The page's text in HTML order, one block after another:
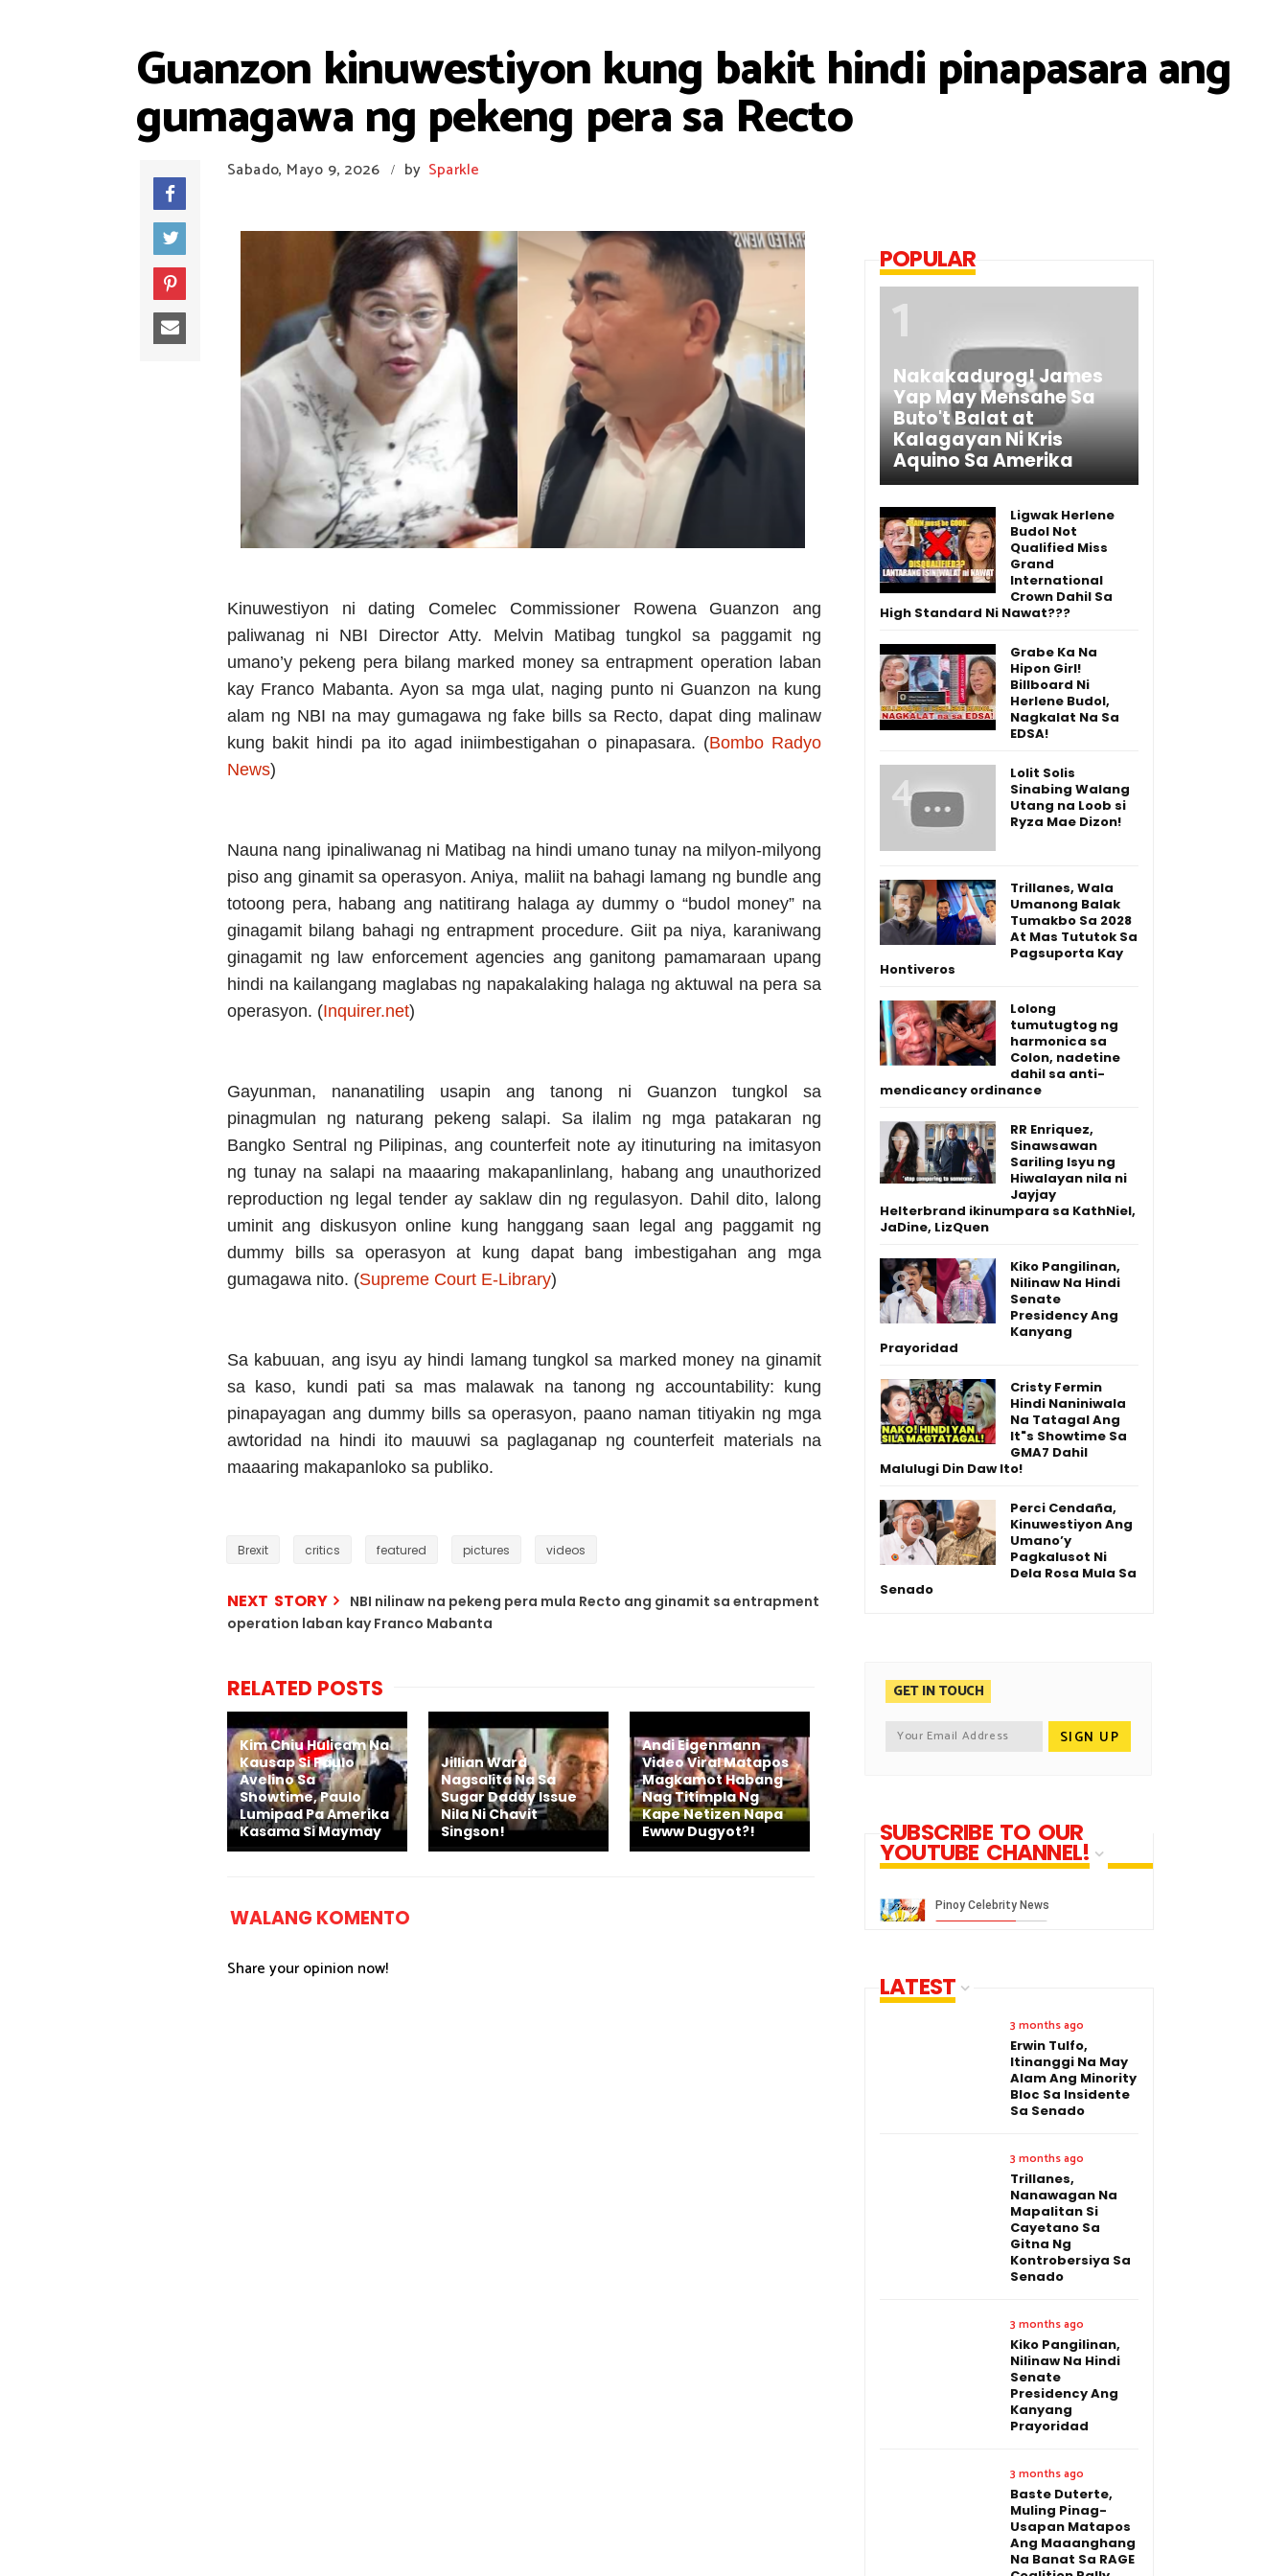
Guanzon kinuwestiyon kung bakit hindi pinapasara ang
gumagawa ng pekeng pera sa Recto
Sabado, Mayo 9, 2026 / by Sparkle
Kinuwestiyon ni dating Comelec Commissioner Rowena Guanzon ang
paliwanag ni NBI Director Atty. Melvin Matibag tungkol sa paggamit ng
umano’y pekeng pera bilang marked money sa entrapment operation laban
kay Franco Mabanta. Ayon sa mga ulat, naging punto ni Guanzon na kung
alam ng NBI na may gumagawa ng fake bills sa Recto, dapat ding malinaw
kung bakit hindi pa ito agad iniimbestigahan o pinapasara. (Bombo Radyo
News)
Nauna nang ipinaliwanag ni Matibag na hindi umano tunay na milyon-milyong
piso ang ginamit sa operasyon. Aniya, maliit na bahagi lamang ng bundle ang
totoong pera, habang ang natitirang halaga ay dummy o “budol money” na
ginagamit bilang bahagi ng entrapment procedure. Giit pa niya, karaniwang
ginagamit ng law enforcement agencies ang ganitong pamamaraan upang
hindi na kailangang maglabas ng napakalaking halaga ng aktuwal na pera sa
operasyon. (Inquirer.net)
Gayunman, nananatiling usapin ang tanong ni Guanzon tungkol sa
pinagmulan ng naturang pekeng salapi. Sa ilalim ng mga patakaran ng
Bangko Sentral ng Pilipinas, ang counterfeit note ay itinuturing na imitasyon
ng tunay na salapi na maaaring makapanlinlang, habang ang unauthorized
reproduction ng legal tender ay saklaw din ng regulasyon. Dahil dito, lalong
uminit ang diskusyon online kung hanggang saan legal ang paggamit ng
dummy bills sa operasyon at kung dapat bang imbestigahan ang mga
gumagawa nito. (Supreme Court E-Library)
Sa kabuuan, ang isyu ay hindi lamang tungkol sa marked money na ginamit
sa kaso, kundi pati sa mas malawak na tanong ng accountability: kung
pinapayagan ang dummy bills sa operasyon, paano naman titiyakin ng mga
awtoridad na hindi ito mauuwi sa paglaganap ng counterfeit materials na
maaaring makapanloko sa publiko.
Brexit critics featured pictures videos
NEXT STORY
NBI nilinaw na pekeng pera mula Recto ang ginamit sa entrapment
operation laban kay Franco Mabanta
RELATED POSTS
Kim Chiu Hulicam Na
Kausap Si Paulo
Avelino Sa
Showtime, Paulo
Lumipad Pa Amerika
Kasama Si Maymay
Jillian Ward
Nagsalita Na Sa
Sugar Daddy Issue
Nila Ni Chavit
Singson!
Andi Eigenmann
Video Viral Matapos
Magkamot Habang
Nag Titimpla Ng
Kape Netizen Napa
Ewww Dugyot?!
WALANG KOMENTO
Share your opinion now!
POPULAR
Nakakadurog! James
Yap May Mensahe Sa
Buto't Balat at
Kalagayan Ni Kris
Aquino Sa Amerika
Ligwak Herlene
Budol Not
Qualified Miss
Grand
International
Crown Dahil Sa
High Standard Ni Nawat???
Grabe Ka Na
Hipon Girl!
Billboard Ni
Herlene Budol,
Nagkalat Na Sa
EDSA!
Lolit Solis
Sinabing Walang
Utang na Loob si
Ryza Mae Dizon!
Trillanes, Wala
Umanong Balak
Tumakbo Sa 2028
At Mas Tututok Sa
Pagsuporta Kay
Hontiveros
Lolong
tumutugtog ng
harmonica sa
Colon, nadetine
dahil sa anti-
mendicancy ordinance
RR Enriquez,
Sinawsawan
Sariling Isyu ng
Hiwalayan nila ni
Jayjay
Helterbrand ikinumpara sa KathNiel,
JaDine, LizQuen
Kiko Pangilinan,
Nilinaw Na Hindi
Senate
Presidency Ang
Kanyang
Prayoridad
Cristy Fermin
Hindi Naniniwala
Na Tatagal Ang
It"s Showtime Sa
GMA7 Dahil
Malulugi Din Daw Ito!
Perci Cendaña,
Kinuwestiyon Ang
Umano’y
Pagkalusot Ni
Dela Rosa Mula Sa
Senado
GET IN TOUCH
SUBSCRIBE TO OUR
YOUTUBE CHANNEL!
LATEST
3 months ago
Erwin Tulfo,
Itinanggi Na May
Alam Ang Minority
Bloc Sa Insidente
Sa Senado
3 months ago
Trillanes,
Nanawagan Na
Mapalitan Si
Cayetano Sa
Gitna Ng
Kontrobersiya Sa
Senado
3 months ago
Kiko Pangilinan,
Nilinaw Na Hindi
Senate
Presidency Ang
Kanyang
Prayoridad
3 months ago
Baste Duterte,
Muling Pinag-
Usapan Matapos
Ang Maaanghang
Na Banat Sa RAGE